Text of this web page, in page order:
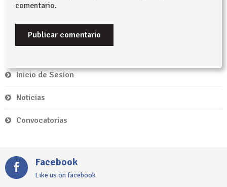
comentario.
Inicio de Sesion
Noticias
Convocatorias
Facebook
Like us on facebook